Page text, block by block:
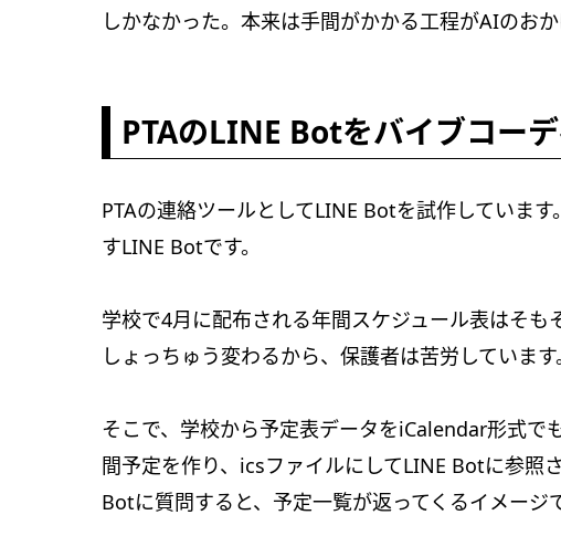
しかなかった。本来は手間がかかる工程がAIのお
PTAのLINE Botをバイブコー
PTAの連絡ツールとしてLINE Botを試作していま
すLINE Botです。
学校で4月に配布される年間スケジュール表はそ
しょっちゅう変わるから、保護者は苦労しています
そこで、学校から予定表データをiCalendar形式で
間予定を作り、icsファイルにしてLINE Botに参照
Botに質問すると、予定一覧が返ってくるイメージで